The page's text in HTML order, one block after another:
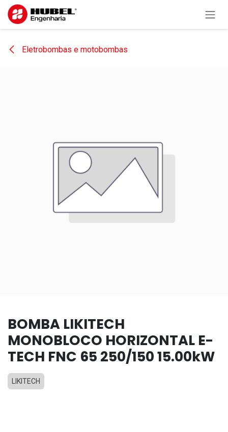
Pular para o conteúdo
Eletrobombas e motobombas
BOMBA LIKITECH
MONOBLOCO HORIZONTAL E-
TECH FNC 65 250/150 15.00kW
LIKITECH